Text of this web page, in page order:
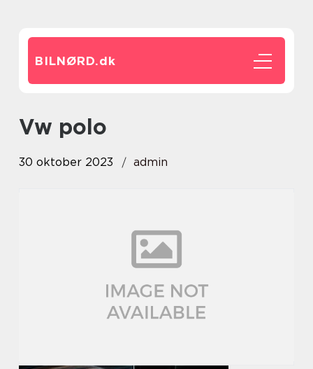
BILNØRD.dk
vw polo
30 oktober 2023 admin